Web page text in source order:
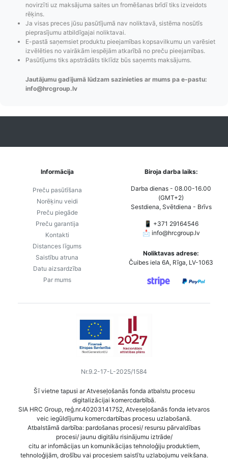
Pasūtījumu statusa
maiņas
paziņojumi,
Izsekošana,
Pasūtījumu re-
Visi pieejamie
piegādes veidi un
to izmaksas bez
lietotāja konta
PayPal
novirzīti uz maksājuma saites un fromēšanas brīdī tiks izveidots
rēķins.
Ja visas preces jūsu pasūtījumā nav noliktavā, sistēma nosūtīs
pieprasījumu atbildīgajai noliktavai.
E-pastā saņemsiet produktu pieejamības kopsavilkumu un varēsiet
izvēlēties no vairākām iespējām atkarībā no preču pieejamības.
Pasūtījums tiks apstrādāts tiklīdz būs saņemts maksājums.
Jautājumu gadījumā lūdzam sazinieties ar mums pa e-pastu:
info@hrcgroup.lv
Informācija
Preču pasūtīšana
Norēķinu veidi
Preču piegāde
Preču garantija
Kontakti
Distances līgums
Saistību atruna
Datu aizsardzība
Par mums
Biroja darba laiks:
Darba dienas - 08.00-16.00
(GMT+2)
Sestdiena, Svētdiena - Brīvs
📱 +371 29164546
📩 info@hrcgroup.lv
Noliktavas adrese:
Čuibes iela 6A, Rīga, LV-1063
Nr.9.2-17-L-2025/1584
Šī vietne tapusi ar Atveseļošanās fonda atbalstu procesu
digitalizācijai komercdarbībā.
SIA HRC Group, reģ.nr.40203141752, Atveseļošanās fonda ietvaros
veic iegūldījumu komercdarbības procesu uzlabošanā.
Atbalstāmā darbība: pardošanas procesi/ resursu pārvaldības
procesi/ jaunu digitālu risinājumu iztrāde/
citu ar infomācijas un komunikācijas tehnoloģiju produktiem,
tehnoloģijām, drošību vai procesiem saistītu uzlabojumu veikšana.